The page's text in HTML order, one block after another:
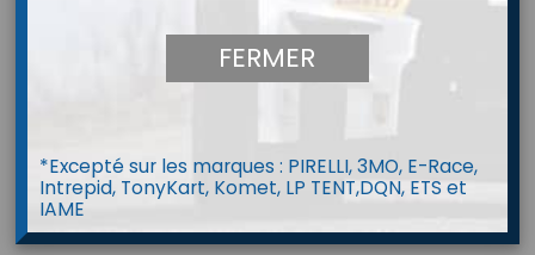
Sac Isotherme + Note
FERMER
*Excepté sur les marques : PIRELLI, 3MO, E-Race,
Intrepid, TonyKart, Komet, LP TENT,DQN, ETS et
IAME